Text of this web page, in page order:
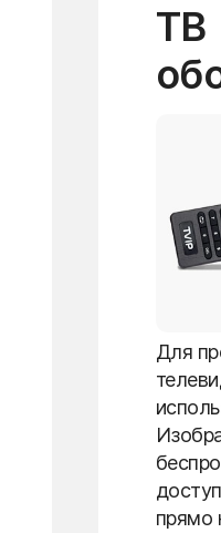
ТВ
Для
прямо